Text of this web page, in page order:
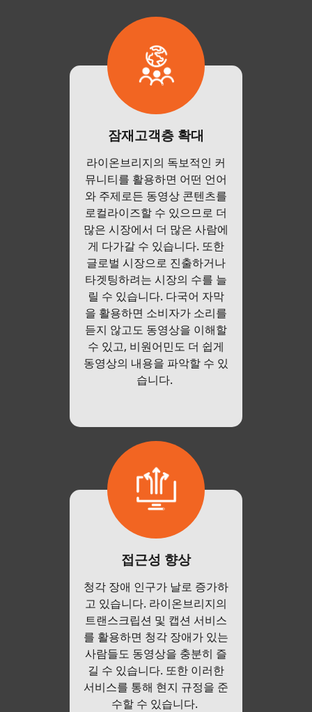
잠재고객층 확대
라이온브리지의 독보적인 커
뮤니티를 활용하면 어떤 언어
와 주제로든 동영상 콘텐츠를
로컬라이즈할 수 있으므로 더
많은 시장에서 더 많은 사람에
게 다가갈 수 있습니다. 또한
글로벌 시장으로 진출하거나
타겟팅하려는 시장의 수를 늘
릴 수 있습니다. 다국어 자막
을 활용하면 소비자가 소리를
듣지 않고도 동영상을 이해할
수 있고, 비원어민도 더 쉽게
동영상의 내용을 파악할 수 있
습니다.
접근성 향상
청각 장애 인구가 날로 증가하
고 있습니다. 라이온브리지의
트랜스크립션 및 캡션 서비스
를 활용하면 청각 장애가 있는
사람들도 동영상을 충분히 즐
길 수 있습니다. 또한 이러한
서비스를 통해 현지 규정을 준
수할 수 있습니다.